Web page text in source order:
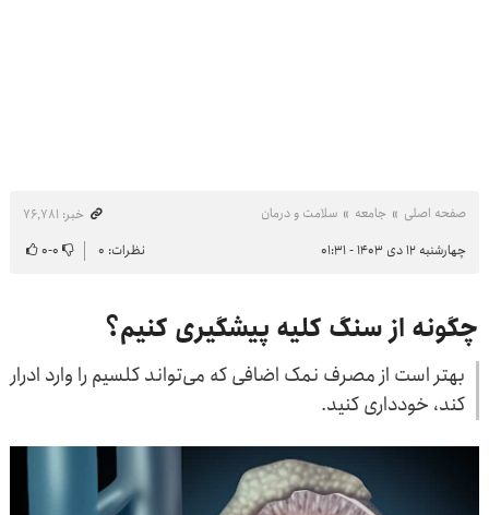
صفحه اصلی جامعه سلامت و درمان
خبر: ۷۶٬۷۸۱
چهارشنبه ۱۲ دی ۱۴۰۳ - ۰۱:۳۱
نظرات: ۰ ۰-۰
چگونه از سنگ کلیه پیشگیری کنیم؟
بهتر است از مصرف نمک اضافی که می‌تواند کلسیم را وارد ادرار
کند، خودداری کنید.